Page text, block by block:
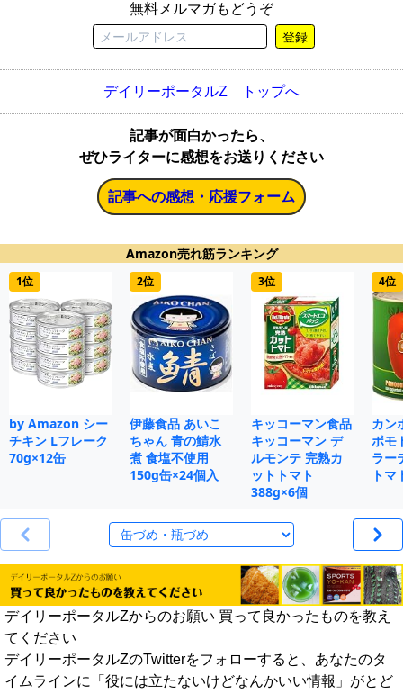
無料メルマガもどうぞ
登録
デイリーポータルZ トップへ
記事が面白かったら、
ぜひライターに感想をお送りください
記事への感想・応援フォーム
Amazon売れ筋ランキング
1位
by Amazon シー
チキン Lフレーク
70g×12缶
2位
伊藤食品 あいこ
ちゃん 青の鯖水
煮 食塩不使用
150g缶×24個入
3位
キッコーマン食品
キッコーマン デ
ルモンテ 完熟カ
ットトマト
388g×6個
4位
カン
ポモ
ラー
ト
デイリーポータルZからのお願い 買って良かったものを教え
てください
デイリーポータルZのTwitterをフォローすると、あなたのタ
イムラインに「役には立たないけどなんかいい情報」がとど